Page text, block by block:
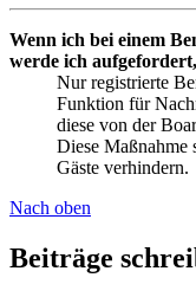
Wenn ich bei einem
werde ich
Nur registrierte
Funktion für
diese von der
Diese Maßnahme
Gäste verhindern.
Nach oben
Beiträge